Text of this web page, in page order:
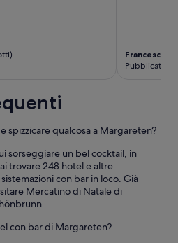
Francesco
Pubblicata 6
spizzicare qualcosa a Margareten?
sorseggiare un bel cocktail, in
trovare 248 hotel e altre
con bar in loco. Già
Mercatino di Natale di
con bar di Margareten?